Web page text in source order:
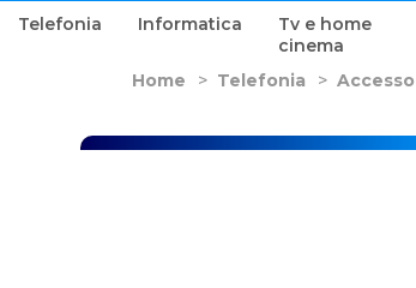
Telefonia Informatica
Tv e home
cinema
Home > Telefonia >